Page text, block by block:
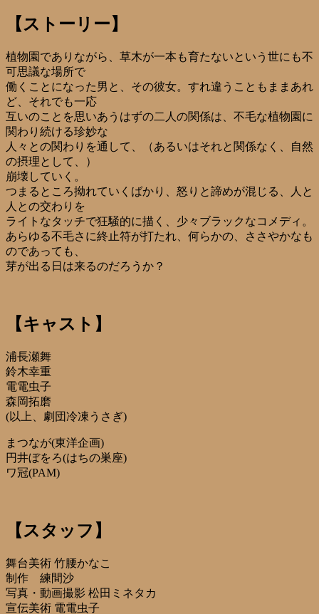
【ストーリー】
植物園でありながら、草木が一本も育たないという世にも不
可思議な場所で
働くことになった男と、その彼女。すれ違うこともままあれ
ど、それでも一応
互いのことを思いあうはずの二人の関係は、不毛な植物園に
関わり続ける珍妙な
人々との関わりを通して、（あるいはそれと関係なく、自然
の摂理として、）
崩壊していく。
つまるところ拗れていくばかり、怒りと諦めが混じる、人と
人との交わりを
ライトなタッチで狂騒的に描く、少々ブラックなコメディ。
あらゆる不毛さに終止符が打たれ、何らかの、ささやかなも
のであっても、
芽が出る日は来るのだろうか？
【キャスト】
浦長瀬舞
鈴木幸重
電電虫子
森岡拓磨
(以上、劇団冷凍うさぎ)
まつなが(東洋企画)
円井ぼをろ(はちの巣座)
ワ冠(PAM)
【スタッフ】
舞台美術 竹腰かなこ
制作 練間沙
写真・動画撮影 松田ミネタカ
宣伝美術 電電虫子